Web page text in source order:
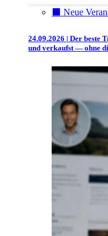
⬛️ Neue
24.09.2026 | Der beste
und verkaufst — ohne